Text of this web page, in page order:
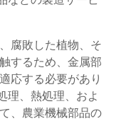
腐敗した植物、そ
するため、金属部
応する必要があり
理、熱処理、およ
、農業機械部品の
ーリー
ミッション
ングリテー